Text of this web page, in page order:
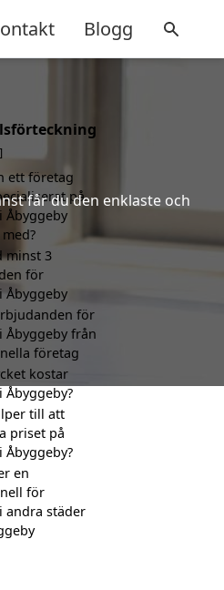
Blogg
får du den enklaste och
ett företag
på
Åbyggeby
minst 3
för
Åbyggeby
för
Åbyggeby från
företag
kostar
Åbyggeby?
till att
priset på
Åbyggeby?
en
för
andra städer